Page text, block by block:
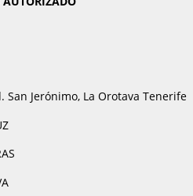
San Jerónimo, La Orotava Tenerife